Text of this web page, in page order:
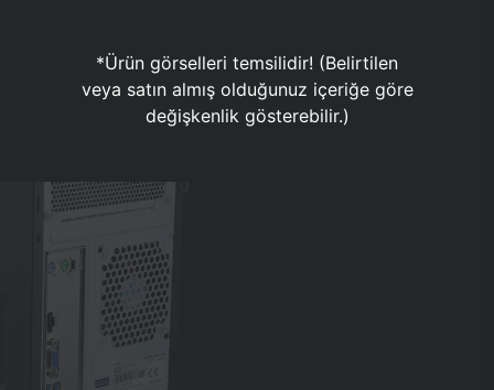
*Ürün görselleri temsilidir! (Belirtilen
veya satın almış olduğunuz içeriğe göre
değişkenlik gösterebilir.)